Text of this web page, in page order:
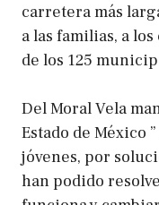
carretera más
a las familias, a
de los 125
Del Moral Vela
Estado de México
jóvenes, por
han podido